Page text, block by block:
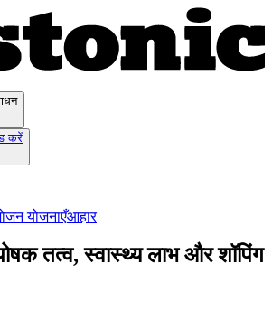
करें
योजनाएँआहार
तत्व, स्वास्थ्य लाभ और शॉपिंग